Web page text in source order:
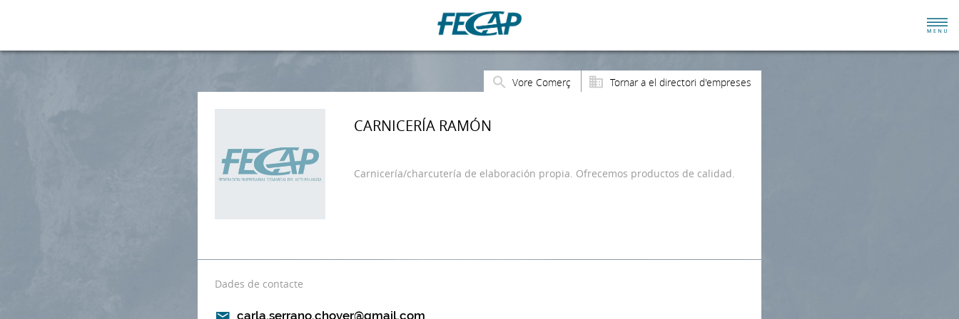
Tornar a el directori d'empreses
Vore Comerç
CARNICERÍA RAMÓN
Carnicería/charcutería de elaboración propia. Ofrecemos productos de calidad.
Dades de contacte
carla.serrano.chover@gmail.com